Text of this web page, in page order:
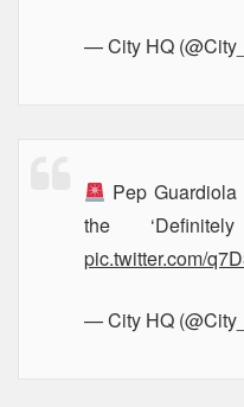
— City HQ
Pep
the
pic.twitter.com/
— City HQ